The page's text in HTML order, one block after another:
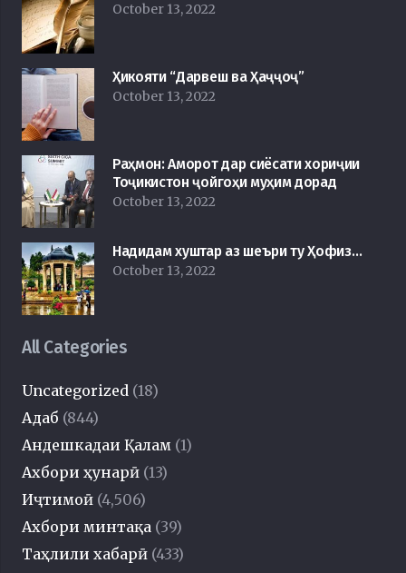
October 13, 2022
Ҳикояти “Дарвеш ва Ҳаҷҷоҷ”
October 13, 2022
Раҳмон: Аморот дар сиёсати хориҷии
Тоҷикистон ҷойгоҳи муҳим дорад
October 13, 2022
Надидам хуштар аз шеъри ту Ҳофиз…
October 13, 2022
All Categories
Uncategorized (18)
Адаб (844)
Андешкадаи Қалам (1)
Ахбори ҳунарӣ (13)
Иҷтимоӣ (4,506)
Ахбори минтақа (39)
Таҳлили хабарӣ (433)